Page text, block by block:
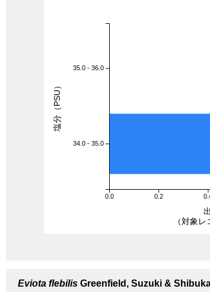
0.0 0.2
35.0 - 36.0
34.0 - 35.0
（対象レ
塩分（PSU）
Eviota flebilis Greenfield, Suzuki &